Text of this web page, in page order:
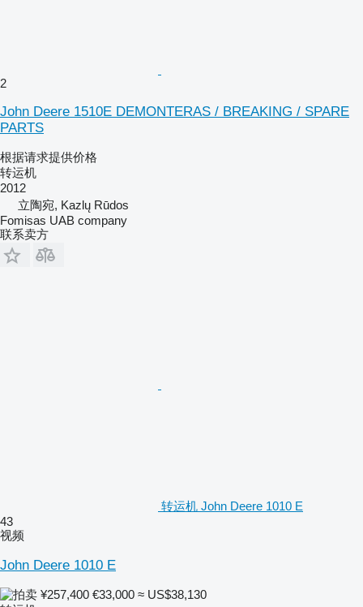
2
John Deere 1510E DEMONTERAS / BREAKING / SPARE
PARTS
根据请求提供价格
转运机
2012
立陶宛, Kazlų Rūdos
Fomisas UAB company
联系卖方
转运机 John Deere 1010 E
43
视频
John Deere 1010 E
¥257,400 €33,000 ≈ US$38,130